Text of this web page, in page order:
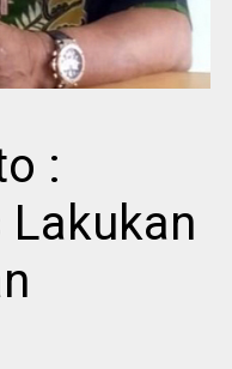
:
Lakukan